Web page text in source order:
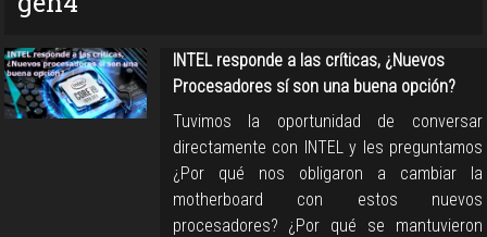
INTEL responde a las críticas, ¿Nuevos
Procesadores sí son una buena opción?
Tuvimos la oportunidad de conversar
directamente con INTEL y les preguntamos
¿Por qué nos obligaron a cambiar la
motherboard con estos nuevos
procesadores? ¿Por qué se mantuvieron